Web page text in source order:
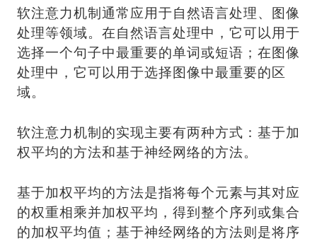
软注意力机制通常应用于自然语言处理、图像
处理等领域。在自然语言处理中，它可以用于
选择一个句子中最重要的单词或短语；在图像
处理中，它可以用于选择图像中最重要的区
域。
软注意力机制的实现主要有两种方式：基于加
权平均的方法和基于神经网络的方法。
基于加权平均的方法是指将每个元素与其对应
的权重相乘并加权平均，得到整个序列或集合
的加权平均值；基于神经网络的方法则是将序